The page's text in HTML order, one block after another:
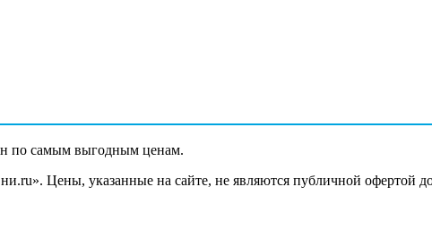
по самым выгодным ценам.
Цены, указанные на сайте, не являются публичной офертой